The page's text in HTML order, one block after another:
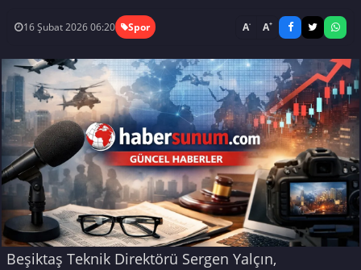
16 Şubat 2026 06:20 Spor A- A+
Beşiktaş Teknik Direktörü Sergen Yalçın,